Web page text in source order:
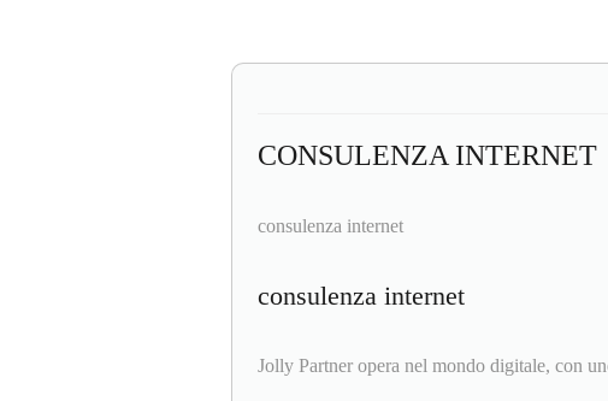
CONSULENZA INTERNET
consulenza internet
consulenza internet
Jolly Partner opera nel mondo digitale, con